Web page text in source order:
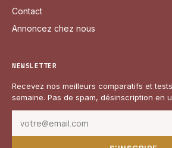
Contact
Annoncez chez nous
NEWSLETTER
Recevez nos meilleurs comparatifs et
semaine. Pas de spam, désinscription en